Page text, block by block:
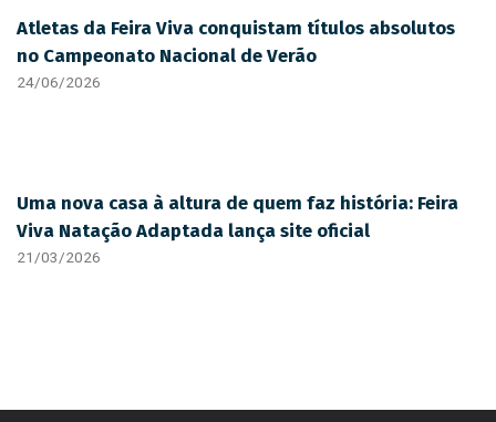
Atletas da Feira Viva conquistam títulos absolutos
no Campeonato Nacional de Verão
24/06/2026
Uma nova casa à altura de quem faz história: Feira
Viva Natação Adaptada lança site oficial
21/03/2026